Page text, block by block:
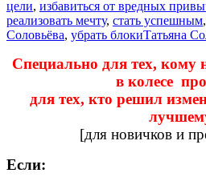
цели, избавиться от вредных
реализовать мечту, стать успешным,
Соловьёва, убрать блокиТатьяна
Специально для тех, кому
в колесе
для тех, кто решил
[для новичков и
Если: